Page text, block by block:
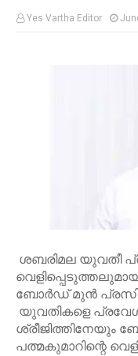
Yes Vartha Editor
ശബരിമല യുവതീ
ബോര്‍ഡ് മുന്‍
യുവതികളെ
ശ്രീജിത്തിനേയും
പത്മകുമാറിന്റെ